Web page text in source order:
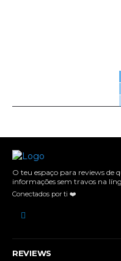
O teu espaço para reviews de
informações sem travos na
Conectados por ti ❤️
REVIEWS